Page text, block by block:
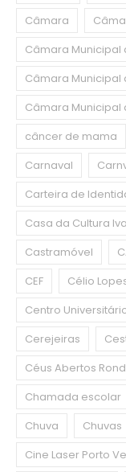
Câmara
Câmara Municipal
Câmara Municipal
Câmara Municipal
câncer de mama
Carnaval
Carteira de
Casa da Cultura
Castramóvel
CEF
Célio
Centro
Cerejeiras
Céus Abertos
Chamada escolar
Chuva
Chuvas
Cine Laser Porto